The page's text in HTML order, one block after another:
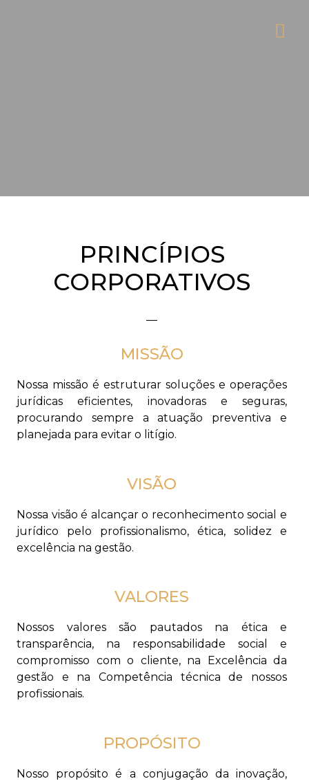
PRINCÍPIOS
CORPORATIVOS
MISSÃO
Nossa missão é estruturar soluções e operações
jurídicas eficientes, inovadoras e seguras,
procurando sempre a atuação preventiva e
planejada para evitar o litígio.
VISÃO
Nossa visão é alcançar o reconhecimento social e
jurídico pelo profissionalismo, ética, solidez e
excelência na gestão.
VALORES
Nossos valores são pautados na ética e
transparência, na responsabilidade social e
compromisso com o cliente, na Excelência da
gestão e na Competência técnica de nossos
profissionais.
PROPÓSITO
Nosso propósito é a conjugação da inovação,